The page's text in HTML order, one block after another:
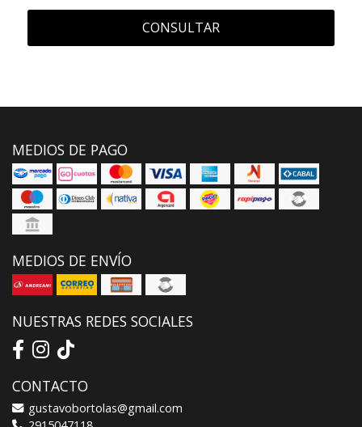
CONSULTAR
MEDIOS DE PAGO
MEDIOS DE ENVÍO
NUESTRAS REDES SOCIALES
CONTACTO
gustavobortolas@gmail.com